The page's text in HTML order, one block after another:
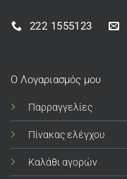
222 1555123
Ο Λογαριασμός μου
Παρραγγελίες
Πίνακας ελέγχου
Καλάθι αγορών